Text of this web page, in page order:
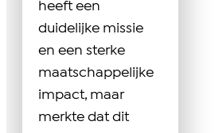
heeft een
duidelijke missie
en een sterke
maatschappelijke
impact, maar
merkte dat dit